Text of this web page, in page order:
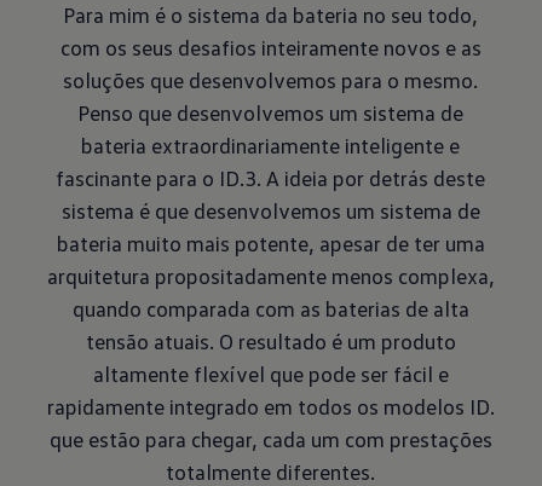
Para mim é o sistema da bateria no seu todo,
com os seus desafios inteiramente novos e as
soluções que desenvolvemos para o mesmo.
Penso que desenvolvemos um sistema de
bateria extraordinariamente inteligente e
fascinante para o ID.3. A ideia por detrás deste
sistema é que desenvolvemos um sistema de
bateria muito mais potente, apesar de ter uma
arquitetura propositadamente menos complexa,
quando comparada com as baterias de alta
tensão atuais. O resultado é um produto
altamente flexível que pode ser fácil e
rapidamente integrado em todos os modelos ID.
que estão para chegar, cada um com prestações
totalmente diferentes.